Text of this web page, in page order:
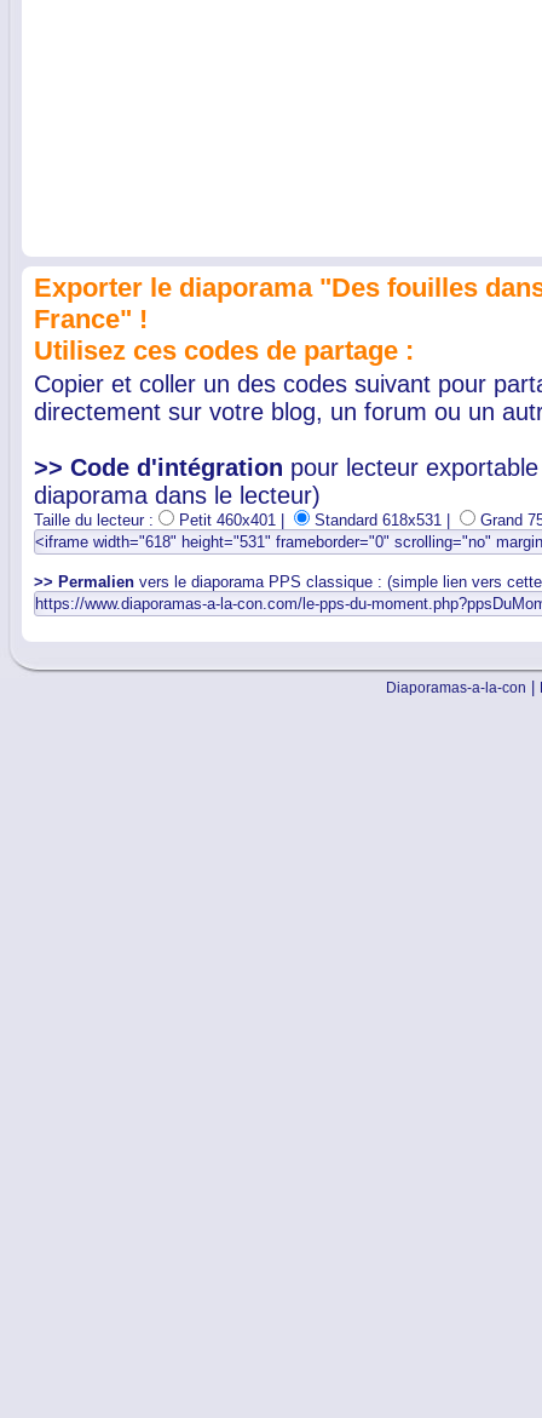
Exporter le diaporama "Des fouilles
France" !
Utilisez ces codes de partage :
Copier et coller un des codes suivant pour
directement sur votre blog, un forum ou un
>> Code d'intégration pour lecteur
diaporama dans le lecteur)
Taille du lecteur : Petit 460x401 | Standard 618x531 | Grand
>> Permalien vers le diaporama PPS classique : (simple lien vers
Diaporamas-a-la-con